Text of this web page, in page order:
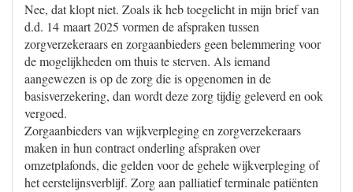
Nee, dat klopt niet. Zoals ik heb toegelicht in mijn brief van
d.d. 14 maart 2025 vormen de afspraken tussen
zorgverzekeraars en zorgaanbieders geen belemmering voor
de mogelijkheden om thuis te sterven. Als iemand
aangewezen is op de zorg die is opgenomen in de
basisverzekering, dan wordt deze zorg tijdig geleverd en ook
vergoed.
Zorgaanbieders van wijkverpleging en zorgverzekeraars
maken in hun contract onderling afspraken over
omzetplafonds, die gelden voor de gehele wijkverpleging of
het eerstelijnsverblijf. Zorg aan palliatief terminale patiënten